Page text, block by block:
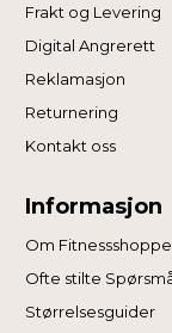
Frakt og Levering
Digital Angrerett
Reklamasjon
Returnering
Kontakt oss
Informasjon
Om
Ofte stilte
Størrelsesguider